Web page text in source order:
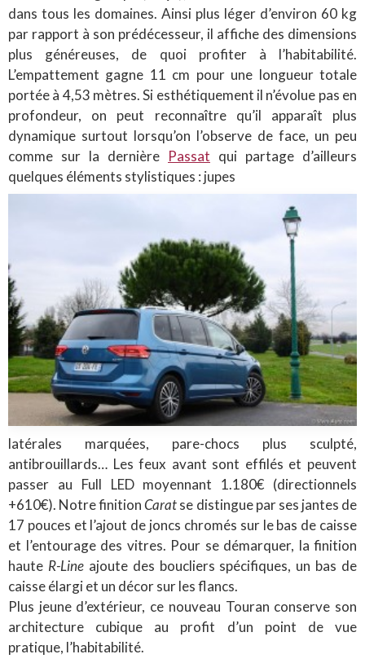
dans tous les domaines. Ainsi plus léger d’environ 60 kg
par rapport à son prédécesseur, il affiche des dimensions
plus généreuses, de quoi profiter à l’habitabilité.
L’empattement gagne 11 cm pour une longueur totale
portée à 4,53 mètres. Si esthétiquement il n’évolue pas en
profondeur, on peut reconnaître qu’il apparaît plus
dynamique surtout lorsqu’on l’observe de face, un peu
comme sur la dernière Passat qui partage d’ailleurs
quelques éléments stylistiques : jupes
latérales marquées, pare-chocs plus sculpté,
antibrouillards… Les feux avant sont effilés et peuvent
passer au Full LED moyennant 1.180€ (directionnels
+610€). Notre finitionCaratse distingue par ses jantes de
17 pouces et l’ajout de joncs chromés sur le bas de caisse
et l’entourage des vitres. Pour se démarquer, la finition
haute R-Lineajoute des boucliers spécifiques, un bas de
caisse élargi et un décor sur les flancs.
Plus jeune d’extérieur, ce nouveau Touran conserve son
architecture cubique au profit d’un point de vue
pratique, l’habitabilité.